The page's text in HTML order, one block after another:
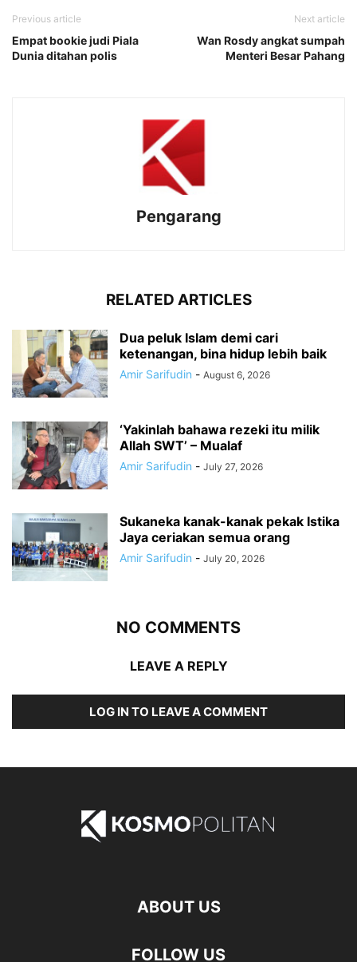
Previous article
Empat bookie judi Piala
Dunia ditahan polis
Next article
Wan Rosdy angkat sumpah
Menteri Besar Pahang
Pengarang
RELATED ARTICLES
Dua peluk Islam demi cari
ketenangan, bina hidup lebih baik
Amir Sarifudin - August 6, 2026
‘Yakinlah bahawa rezeki itu milik
Allah SWT’ – Mualaf
Amir Sarifudin - July 27, 2026
Sukaneka kanak-kanak pekak Istika
Jaya ceriakan semua orang
Amir Sarifudin - July 20, 2026
NO COMMENTS
LEAVE A REPLY
LOG IN TO LEAVE A COMMENT
ABOUT US
FOLLOW US